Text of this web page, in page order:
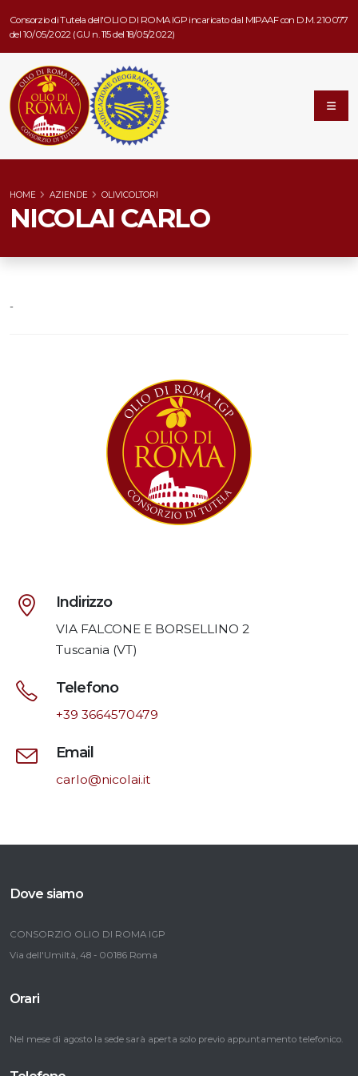
Consorzio di Tutela dell'OLIO DI ROMA IGP incaricato dal MIPAAF con D.M. 210077
del 10/05/2022 (G.U n. 115 del 18/05/2022)
NICOLAI CARLO
HOME AZIENDE OLIVICOLTORI
-
Indirizzo
VIA FALCONE E BORSELLINO 2
Tuscania (VT)
Telefono
+39 3664570479
Email
carlo@nicolai.it
Dove siamo
CONSORZIO OLIO DI ROMA IGP
Via dell'Umiltà, 48 - 00186 Roma
Orari
Nel mese di agosto la sede sarà aperta solo previo appuntamento telefonico.